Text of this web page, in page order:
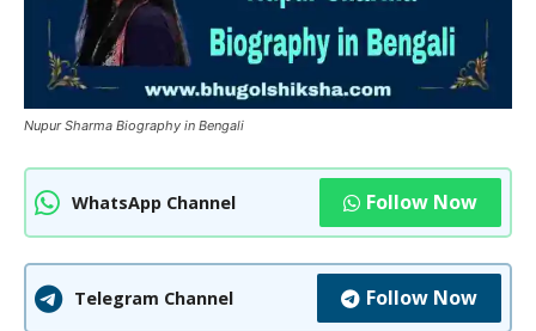
Nupur Sharma Biography in Bengali
WhatsApp Channel Follow Now
Telegram Channel Follow Now